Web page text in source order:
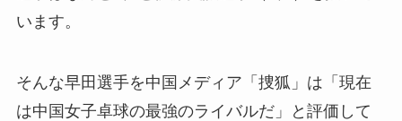
います。
そんな早田選手を中国メディア「捜狐」は「現在
は中国女子卓球の最強のライバルだ」と評価して